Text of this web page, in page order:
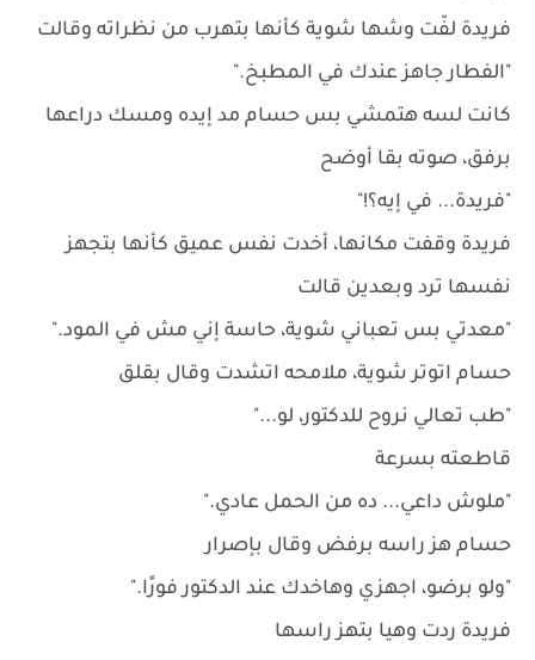
فريدة لفّت وشها شوية كأنها بتهرب من نظراته وقالت
"الفطار جاهز عندك في المطبخ."
كانت لسه هتمشي بس حسام مد إيده ومسك دراعها
برفق، صوته بقا أوضح
"فريدة... في إيه؟!"
فريدة وقفت مكانها، أخدت نفس عميق كأنها بتجهز
نفسها ترد وبعدين قالت
"معدتي بس تعباني شوية، حاسة إني مش في المود."
حسام اتوتر شوية، ملامحه اتشدت وقال بقلق
"طب تعالي نروح للدكتور، لو..."
قاطعته بسرعة
"ملوش داعي... ده من الحمل عادي."
حسام هز راسه برفض وقال بإصرار
"ولو برضو، اجهزي وهاخدك عند الدكتور فورًا."
فريدة ردت وهيا بتهز راسها